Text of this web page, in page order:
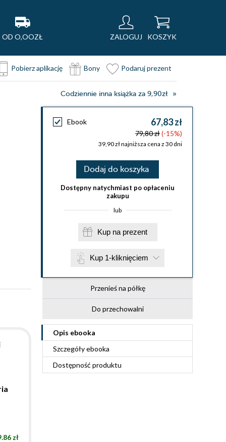
OD O,OOZŁ ZALOGUJ KOSZYK
Pobierz aplikację Bony Podaruj prezent
Codziennie inna książka za 9,90zł
Ebook 67,83 zł
79,80 zł(-15%)
39,90 zł najniższa cena z 30 dni
Dodaj do koszyka
Dostępny natychmiast po opłaceniu
zakupu
lub
Kup na prezent
Kup 1-kliknięciem
Przenieś na półkę
Do przechowalni
Opis ebooka
Szczegółyebooka
Dostępność produktu
zł